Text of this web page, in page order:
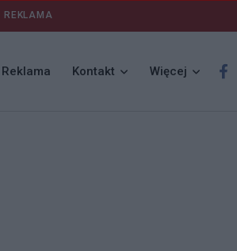
REKLAMA
Reklama Kontakt Więcej